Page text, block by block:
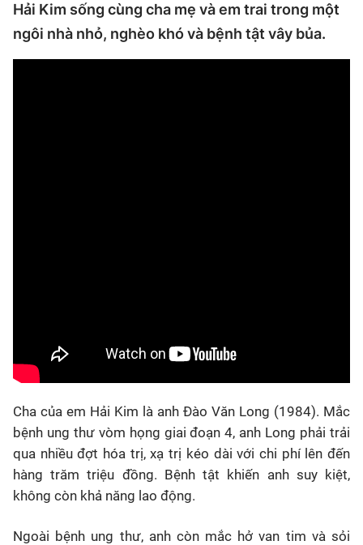
Hải Kim sống cùng cha mẹ và em trai trong một
ngôi nhà nhỏ, nghèo khó và bệnh tật vây bủa.
Cha của em Hải Kim là anh Đào Văn Long (1984). Mắc
bệnh ung thư vòm họng giai đoạn 4, anh Long phải trải
qua nhiều đợt hóa trị, xạ trị kéo dài với chi phí lên đến
hàng trăm triệu đồng. Bệnh tật khiến anh suy kiệt,
không còn khả năng lao động.
Ngoài bệnh ung thư, anh còn mắc hở van tim và sỏi